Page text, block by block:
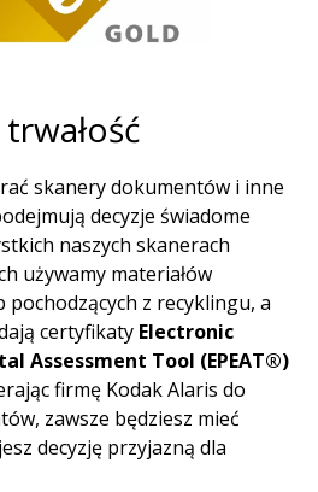
skanery dokumentów i inne
decyzje świadome
naszych skanerach
używamy materiałów
z recyklingu, a
certyfikaty Electronic
Assessment Tool (EPEAT®)
firmę Kodak Alaris do
zawsze będziesz mieć
decyzję przyjazną dla